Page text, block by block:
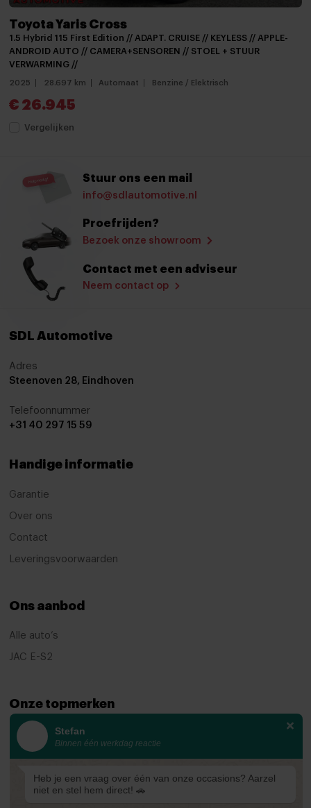
Armsteun achter
Armsteun voor
Bagage-afdekhoes
Cruise control
Cruisecontrol
Cruise control adaptief
Elektrisch bedienbare spiegels
Elektrische handrem
Elektrische ramen voor en achter
Hoofdsteunen achter
Keyless start
Lederen stuurwiel
Multi-functioneel stuurwiel
Passagiersstoel in hoogte verstelbaar
Regensensor
Stuurbekrachtiging
Stuur verstelbaar
Voorstoelen verwarmd
Achteruitrijcamera
adaptive cruise control
Airbag(s) gordijn
Airbag(s) hoofd achter
Toyota Yaris Cross
1.5 Hybrid 115 First Edition // ADAPT. CRUISE // KEYLESS // APPLE-
ANDROID AUTO // CAMERA+SENSOREN // STOEL + STUUR
VERWARMING //
2025 28.697 km Automaat Benzine / Elektrisch
€ 26.945
Vergelijken
Stuur ons een mail
info@sdlautomotive.nl
Proefrijden?
Bezoek onze showroom
Contact met een adviseur
Neem contact op
SDL Automotive
Adres
Steenoven 28, Eindhoven
Telefoonnummer
+31 40 297 15 59
Handige informatie
Garantie
Over ons
Contact
Leveringsvoorwaarden
Ons aanbod
Alle auto’s
JAC E-S2
Onze topmerken
KIA
Ford
Mazda
Stefan
Binnen één werkdag reactie
Heb je een vraag over één van onze occasions? Aarzel
niet en stel hem direct! 🚗